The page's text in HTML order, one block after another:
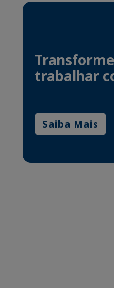
trabalhar
Saiba Mais